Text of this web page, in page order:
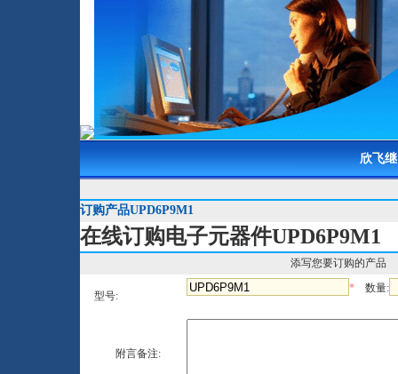
欣飞
订购产品UPD6P9M1
在线订购电子元器件UPD6P9M1
添写您要订购的产品
型号:
* 数量:
附言备注: